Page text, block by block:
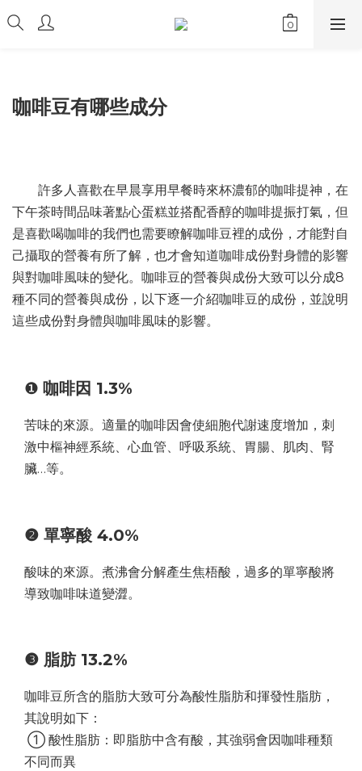
咖啡豆有哪些成分
許多人喜歡在早晨享用早餐時來杯濃郁的咖啡提神，在
下午茶時間品味著點心蛋糕並搭配香醇的咖啡提振打氣，但
是喜歡喝咖啡的我們也需要瞭解咖啡豆裡的成份，才能對自
己攝取的營養有所了解，也才會知道咖啡成份對身體的影響
與對咖啡風味的變化。咖啡豆的營養與成份大致可以分成8
種不同的營養與成份，以下逐一介紹咖啡豆的成份，並說明
這些成份對身體與咖啡風味的影響。
❶ 咖啡因 1.3%
苦味的來源。適量的咖啡因會使細胞代謝速度增加，刺
激中樞神經系統、心血管、呼吸系統、胃腸、肌肉、腎
臟…等。
❷ 單寧酸 4.0%
酸味的來源。煮沸會分解產生焦梧酸，過多的單寧酸將
導致咖啡味道變澀。
❸ 脂肪 13.2%
咖啡豆所含的脂肪大致可分為酸性脂肪和揮發性脂肪，
其說明如下：
① 酸性脂肪：即脂肪中含有酸，其強弱會因咖啡種類
不同而異